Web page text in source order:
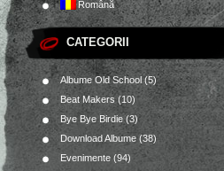
Română
CATEGORII
Albume Old School(5)
Beat Makers(10)
Bye Bye Birdie(3)
Download Albume (38)
Evenimente (94)